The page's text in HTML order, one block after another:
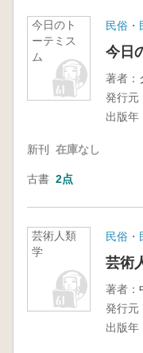
今日のト
ーテミス
ム
民俗・
今日
著者：
発行元
出版年
新刊 在庫なし
古書 2点
芸術人類
学
民俗・
芸術
著者：
発行元
出版年